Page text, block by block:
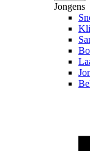
Jongens